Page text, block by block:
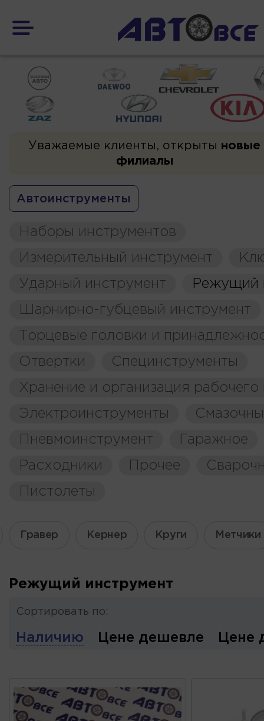
Уважаемые клиенты, открыты новые
филиалы
Автоинструменты
Наборы инструментов
Измерительный инструмент
Ударный инструмент
Режущий
Шарнирно-губцевый инструмент
Торцевые головки и
Отвертки
Специнструменты
Хранение и организация рабочего
Электроинструменты
Пневмоинструмент
Гаражное
Расходники
Прочее
Пистолеты
Гравер Кернер Круги Метчики
Режущий инструмент
Сортировать по:
Наличию Цене дешевле Цене